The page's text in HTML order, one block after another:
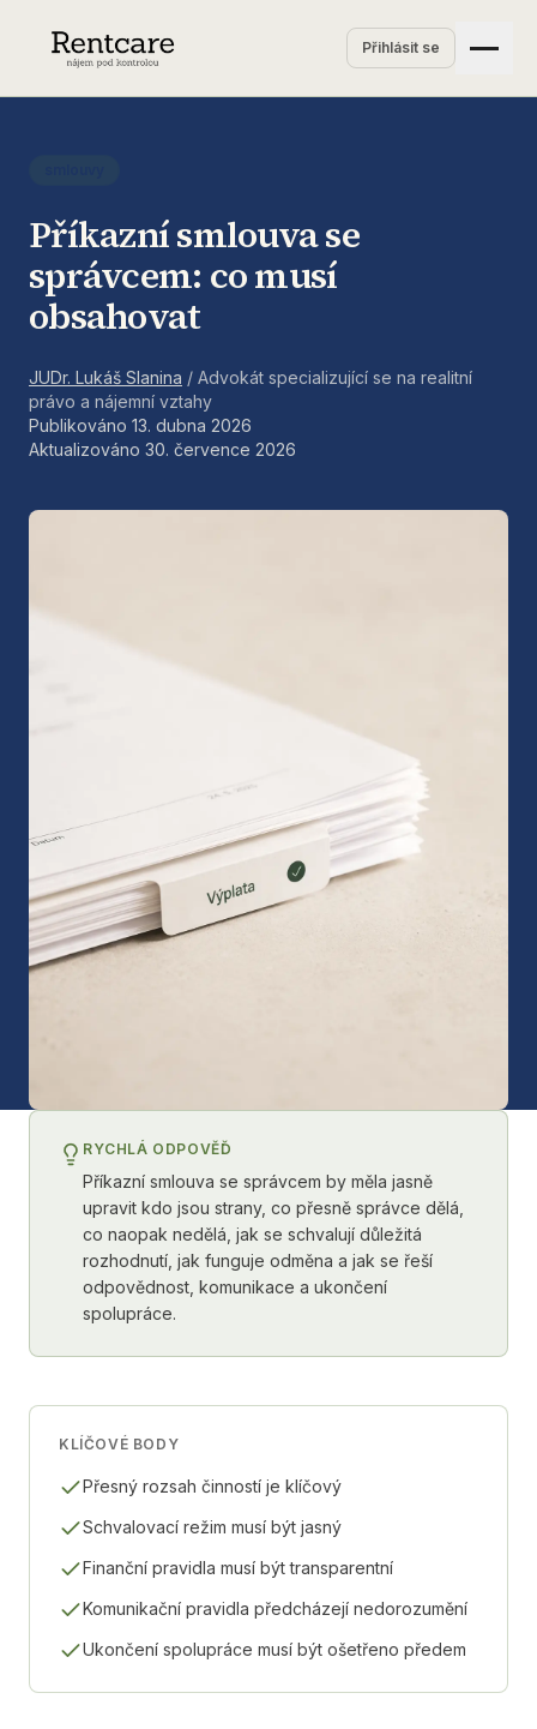
Přihlásit se
Příkazní smlouva se
správcem: co musí
obsahovat
JUDr. Lukáš Slanina / Advokát specializující se na realitní
právo a nájemní vztahy
Publikováno 13. dubna 2026
Aktualizováno 30. července 2026
RYCHLÁ ODPOVĚĎ
Příkazní smlouva se správcem by měla jasně
upravit kdo jsou strany, co přesně správce dělá,
co naopak nedělá, jak se schvalují důležitá
rozhodnutí, jak funguje odměna a jak se řeší
odpovědnost, komunikace a ukončení
spolupráce.
KLÍČOVÉ BODY
Přesný rozsah činností je klíčový
Schvalovací režim musí být jasný
Finanční pravidla musí být transparentní
Komunikační pravidla předcházejí nedorozumění
Ukončení spolupráce musí být ošetřeno předem